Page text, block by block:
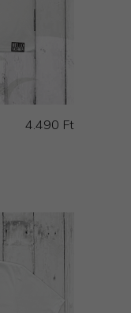
4.490 Ft